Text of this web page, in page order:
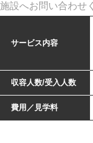
施設へお問い合わせ
サービス内容
収容人数/受入人数
費用／見学料